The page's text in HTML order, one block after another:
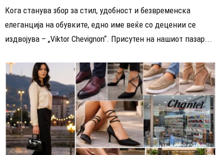
Кога станува збор за стил, удобност и безвременска
елеганција на обувките, едно име веќе со децении се
издвојува – „Viktor Chevignon“. Присутен на нашиот пазар...